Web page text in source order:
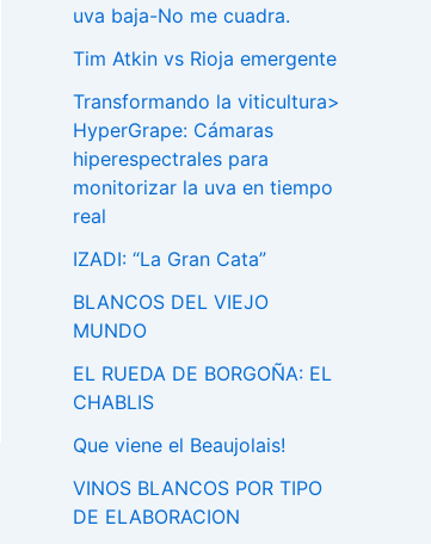
uva baja-No me cuadra.
Tim Atkin vs Rioja emergente
Transformando la viticultura>
HyperGrape: Cámaras
hiperespectrales para
monitorizar la uva en tiempo
real
IZADI: “La Gran Cata”
BLANCOS DEL VIEJO
MUNDO
EL RUEDA DE BORGOÑA: EL
CHABLIS
Que viene el Beaujolais!
VINOS BLANCOS POR TIPO
DE ELABORACION